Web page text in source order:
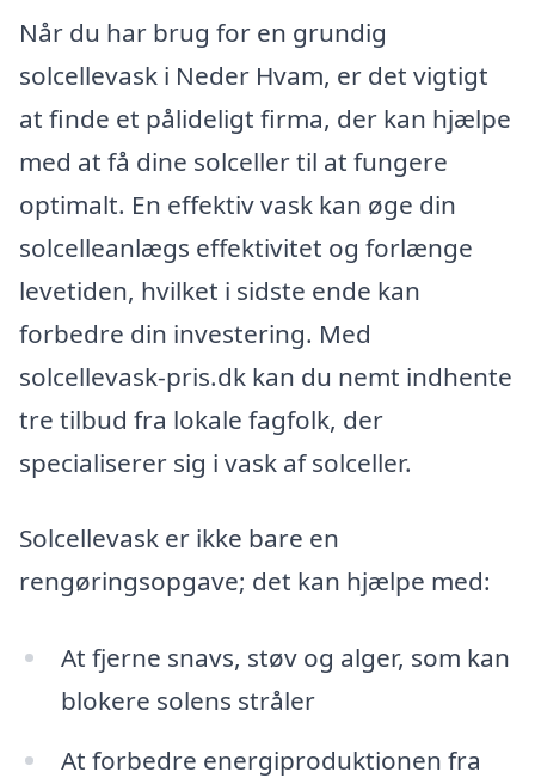
Når du har brug for en grundig
solcellevask i Neder Hvam, er det vigtigt
at finde et pålideligt firma, der kan hjælpe
med at få dine solceller til at fungere
optimalt. En effektiv vask kan øge din
solcelleanlægs effektivitet og forlænge
levetiden, hvilket i sidste ende kan
forbedre din investering. Med
solcellevask-pris.dk kan du nemt indhente
tre tilbud fra lokale fagfolk, der
specialiserer sig i vask af solceller.
Solcellevask er ikke bare en
rengøringsopgave; det kan hjælpe med:
At fjerne snavs, støv og alger, som kan
blokere solens stråler
At forbedre energiproduktionen fra